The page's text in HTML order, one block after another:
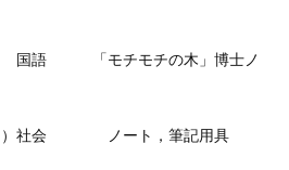
） 国語 「モチモチの木」博士ノ
～）社会 ノート，筆記用具